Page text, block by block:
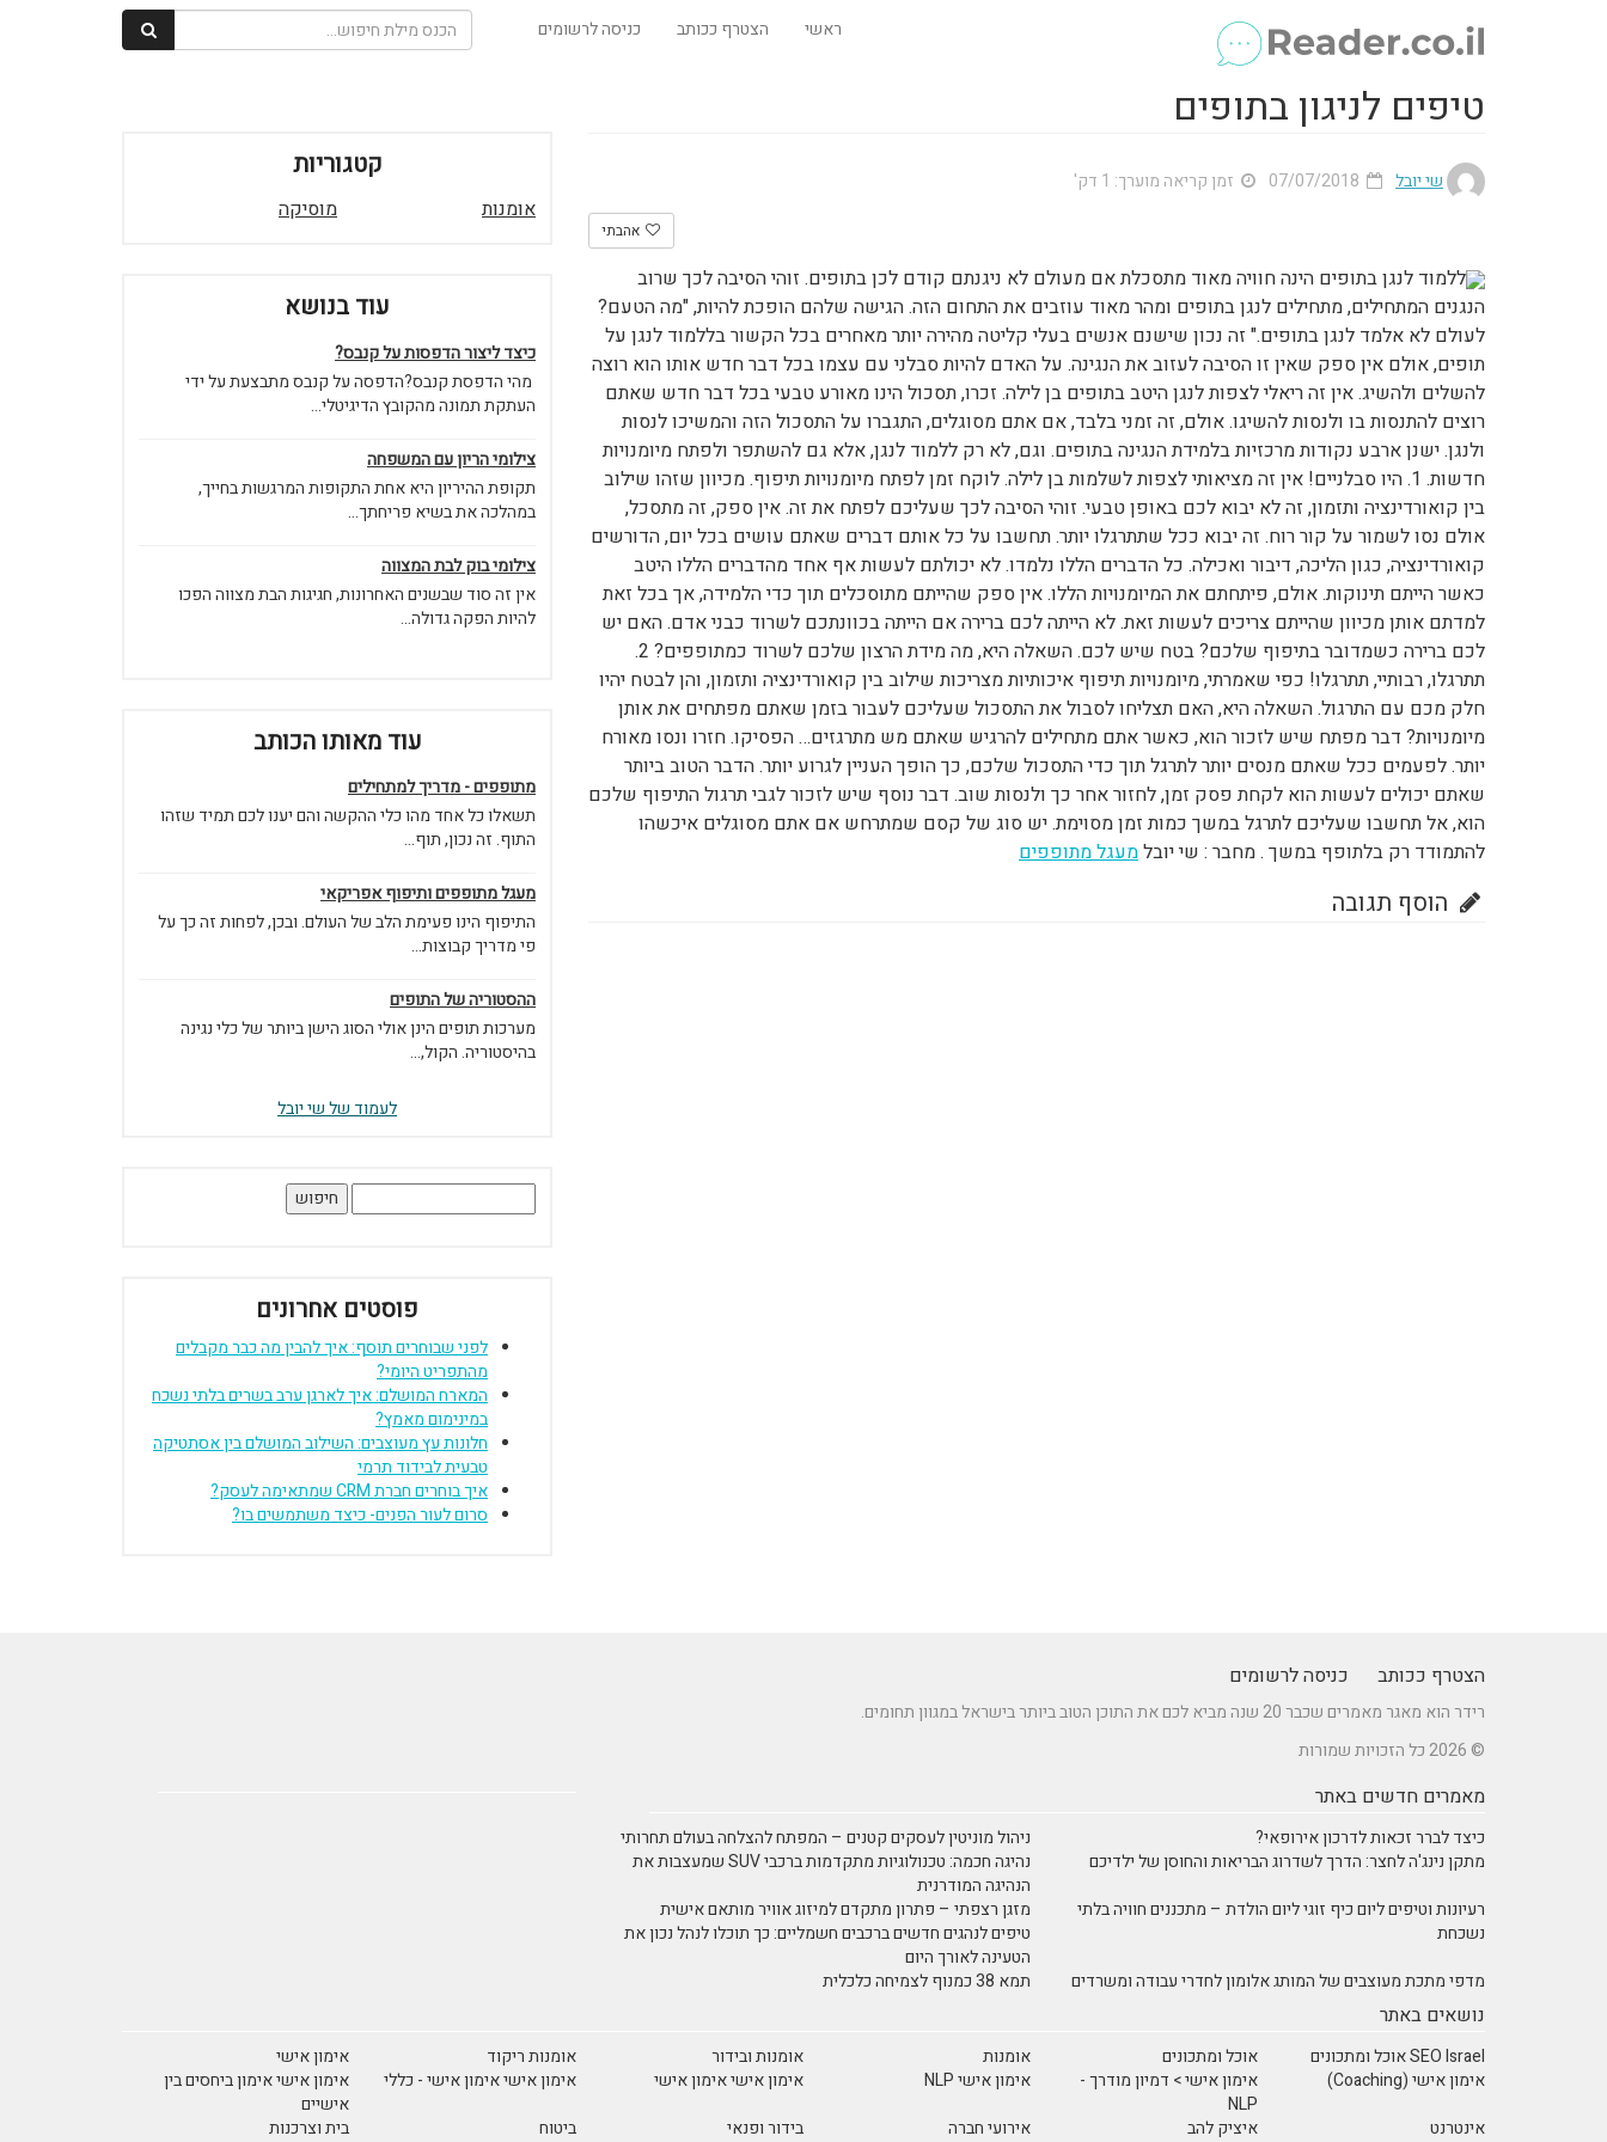
ראשי הצטרף ככותב כניסה לרשומים
טיפים לניגון בתופים
שי יובל זמן קריאה מוערך: 1 דק'
אהבתי
ללמוד לנגן בתופים הינה חוויה מאוד מתסכלת אם מעולם לא ניגנתם קודם לכן בתופים. זוהי הסיבה לכך שרוב
הנגנים המתחילים, מתחילים לנגן בתופים ומהר מאוד עוזבים את התחום הזה. הגישה שלהם הופכת להיות, "מה הטעם?
לעולם לא אלמד לנגן בתופים." זה נכון שישנם אנשים בעלי קליטה מהירה יותר מאחרים בכל הקשור בללמוד לנגן על
תופים, אולם אין ספק שאין זו הסיבה לעזוב את הנגינה. על האדם להיות סבלני עם עצמו בכל דבר חדש אותו הוא רוצה
להשלים ולהשיג. אין זה ריאלי לצפות לנגן היטב בתופים בן לילה. זכרו, תסכול הינו מאורע טבעי בכל דבר חדש שאתם
רוצים להתנסות בו ולנסות להשיגו. אולם, זה זמני בלבד, אם אתם מסוגלים, התגברו על התסכול הזה והמשיכו לנסות
ולנגן. ישנן ארבע נקודות מרכזיות בלמידת הנגינה בתופים. וגם, לא רק ללמוד לנגן, אלא גם להשתפר ולפתח מיומנויות
חדשות. 1. היו סבלניים! אין זה מציאותי לצפות לשלמות בן לילה. לוקח זמן לפתח מיומנויות תיפוף. מכיוון שזהו שילוב
בין קואורדינציה ותזמון, זה לא יבוא לכם באופן טבעי. זוהי הסיבה לכך שעליכם לפתח את זה. אין ספק, זה מתסכל,
אולם נסו לשמור על קור רוח. זה יבוא ככל שתתרגלו יותר. תחשבו על כל אותם דברים שאתם עושים בכל יום, הדורשים
קואורדינציה, כגון הליכה, דיבור ואכילה. כל הדברים הללו נלמדו. לא יכולתם לעשות אף אחד מהדברים הללו היטב
כאשר הייתם תינוקות. אולם, פיתחתם את המיומנויות הללו. אין ספק שהייתם מתוסכלים תוך כדי הלמידה, אך בכל זאת
למדתם אותן מכיוון שהייתם צריכים לעשות זאת. לא הייתה לכם ברירה אם הייתה בכוונתכם לשרוד כבני אדם. האם יש
לכם ברירה כשמדובר בתיפוף שלכם? בטח שיש לכם. השאלה היא, מה מידת הרצון שלכם לשרוד כמתופפים? 2.
תתרגלו, רבותיי, תתרגלו! כפי שאמרתי, מיומנויות תיפוף איכותיות מצריכות שילוב בין קואורדינציה ותזמון, והן לבטח יהיו
חלק מכם עם התרגול. השאלה היא, האם תצליחו לסבול את התסכול שעליכם לעבור בזמן שאתם מפתחים את אותן
מיומנויות? דבר מפתח שיש לזכור הוא, כאשר אתם מתחילים להרגיש שאתם מש מתרגזים… הפסיקו. חזרו ונסו מאורח
יותר. לפעמים ככל שאתם מנסים יותר לתרגל תוך כדי התסכול שלכם, כך הופך העניין לגרוע יותר. הדבר הטוב ביותר
שאתם יכולים לעשות הוא לקחת פסק זמן, לחזור אחר כך ולנסות שוב. דבר נוסף שיש לזכור לגבי תרגול התיפוף שלכם
הוא, אל תחשבו שעליכם לתרגל במשך כמות זמן מסוימת. יש סוג של קסם שמתרחש אם אתם מסוגלים איכשהו
להתמודד רק בלתופף במשך . מחבר : שי יובלמעגל מתופפים
הוסף תגובה
קטגוריות
אומנות מוסיקה
עוד בנושא
כיצד ליצור הדפסות על קנבס?
מהי הדפסת קנבס?הדפסה על קנבס מתבצעת על ידי
העתקת תמונה מהקובץ הדיגיטלי...
צילומי הריון עם המשפחה
תקופת ההיריון היא אחת התקופות המרגשות בחייך,
במהלכה את בשיא פריחתך...
צילומי בוק לבת המצווה
אין זה סוד שבשנים האחרונות, חגיגות הבת מצווה הפכו
להיות הפקה גדולה...
עוד מאותו הכותב
מתופפים - מדריך למתחילים
תשאלו כל אחד מהו כלי ההקשה והם יענו לכם תמיד שזהו
התוף. זה נכון, תוף...
מעגל מתופפים ותיפוף אפריקאי
התיפוף הינו פעימת הלב של העולם. ובכן, לפחות זה כך על
פי מדריך קבוצות...
ההסטוריה של התופים
מערכות תופים הינן אולי הסוג הישן ביותר של כלי נגינה
בהיסטוריה. הקול,...
לעמוד של שי יובל
פוסטים אחרונים
לפני שבוחרים תוסף: איך להבין מה כבר מקבלים
מהתפריט היומי?
המארח המושלם: איך לארגן ערב בשרים בלתי נשכח
במינימום מאמץ?
חלונות עץ מעוצבים: השילוב המושלם בין אסתטיקה
טבעית לבידוד תרמי
איך בוחרים חברת CRM שמתאימה לעסק?
סרום לעור הפנים- כיצד משתמשים בו?
הצטרף ככותב כניסה לרשומים
רידר הוא מאגר מאמרים שכבר 20 שנה מביא לכם את התוכן הטוב ביותר בישראל במגוון תחומים.
© 2026 כל הזכויות שמורות
מאמרים חדשים באתר
כיצד לברר זכאות לדרכון אירופאי?
ניהול מוניטין לעסקים קטנים – המפתח להצלחה בעולם תחרותי
מתקן נינג'ה לחצר: הדרך לשדרוג הבריאות והחוסן של ילדיכם
נהיגה חכמה: טכנולוגיות מתקדמות ברכבי SUV שמעצבות את
הנהיגה המודרנית
רעיונות וטיפים ליום כיף זוגי ליום הולדת – מתכננים חוויה בלתי
נשכחת
מזגן רצפתי – פתרון מתקדם למיזוג אוויר מותאם אישית
טיפים לנהגים חדשים ברכבים חשמליים: כך תוכלו לנהל נכון את
הטעינה לאורך היום
מדפי מתכת מעוצבים של המותג אלומון לחדרי עבודה ומשרדים
תמא 38 כמנוף לצמיחה כלכלית
נושאים באתר
SEO Israel אוכל ומתכונים אוכל ומתכונים אומנות אומנות ובידור אומנות ריקוד
אימון אישי
אימון אישי (Coaching)
אימון אישי > דמיון מודרך -
NLP
אימון אישי NLP אימון אישי אימון אישי אימון אישי אימון אישי - כללי
אימון אישי אימון ביחסים בין
אישיים
אינטרנט
איציק להב אירועי חברה בידור ופנאי ביטוח
בית וצרכנות